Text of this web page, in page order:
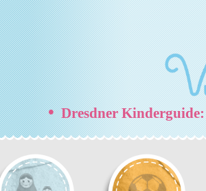
•Dresdner Kinderguide: